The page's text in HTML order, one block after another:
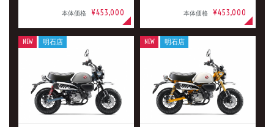
本体価格 ¥453,000 本体価格 ¥453,000
NEW 明石店 NEW 明石店